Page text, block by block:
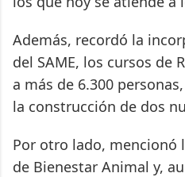
Además, recordó la
del SAME, los cursos de
a más de 6.300
la construcción de dos
Por otro lado, mencionó
de Bienestar Animal y,